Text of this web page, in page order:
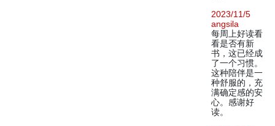
2023/11/5
angsila
每周上好读看
看是否有新
书，这已经成
了一个习惯。
这种陪伴是一
种舒服的，充
满确定感的安
心。感谢好
读。